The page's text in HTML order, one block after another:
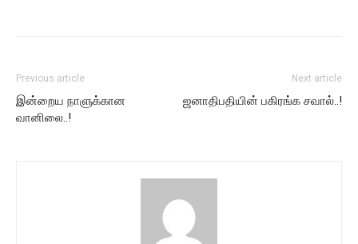
Previous article
இன்றைய நாளுக்கான
வானிலை..!
Next article
ஜனாதிபதியின் பகிரங்க சவால்..!